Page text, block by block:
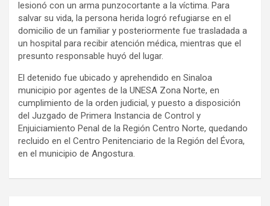
lesionó con un arma punzocortante a la víctima. Para
salvar su vida, la persona herida logró refugiarse en el
domicilio de un familiar y posteriormente fue trasladada a
un hospital para recibir atención médica, mientras que el
presunto responsable huyó del lugar.
El detenido fue ubicado y aprehendido en Sinaloa
municipio por agentes de la UNESA Zona Norte, en
cumplimiento de la orden judicial, y puesto a disposición
del Juzgado de Primera Instancia de Control y
Enjuiciamiento Penal de la Región Centro Norte, quedando
recluido en el Centro Penitenciario de la Región del Évora,
en el municipio de Angostura.